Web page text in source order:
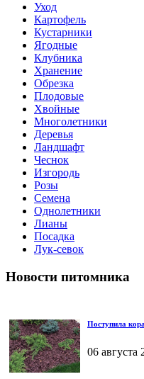
Уход
Картофель
Кустарники
Ягодные
Клубника
Хранение
Обрезка
Плодовые
Хвойные
Многолетники
Деревья
Ландшафт
Чеснок
Изгородь
Розы
Семена
Однолетники
Лианы
Посадка
Лук-севок
Новости питомника
Поступила
06 августа